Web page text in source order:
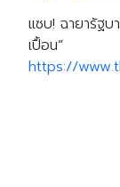
แซบ! ฉายารัฐ
เปื้อน”
https://